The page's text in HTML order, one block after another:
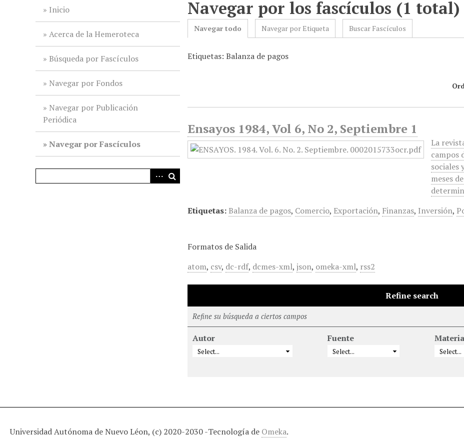
Inicio
Acerca de la Hemeroteca
Búsqueda por Fascículos
Navegar por Fondos
Navegar por Publicación
Periódica
Navegar por Fascículos
Navegar por los fascículos (1 total)
Navegar todo Navegar por Etiqueta Buscar Fascículos
Etiquetas: Balanza de pagos
Ensayos 1984, Vol 6, No 2, Septiembre 1
La
campos
sociales
meses
Etiquetas: Balanza de pagos, Comercio, Exportación, Finanzas, Inversión,
Formatos de Salida
atom, csv, dc-rdf, dcmes-xml,json, omeka-xml, rss2
Refine search
Refine su búsqueda a ciertos campos
Autor Fuente Materia
Universidad Autónoma de Nuevo Léon, (c) 2020-2030 -Tecnología de Omeka.